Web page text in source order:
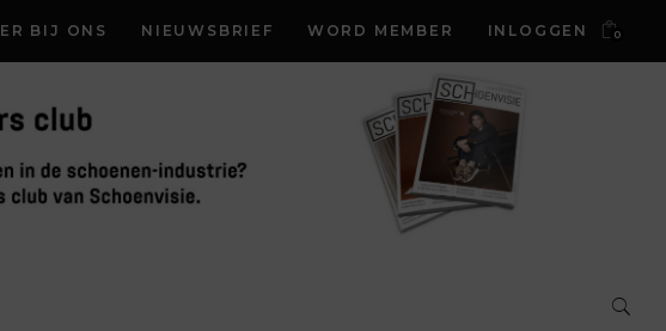
BIJ ONS NIEUWSBRIEF WORD MEMBER INLOGGEN 0